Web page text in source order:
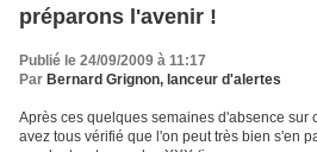
préparons l'avenir !
Publié le 24/09/2009 à 11:17
Par Bernard Grignon, lanceur d'alertes
Après ces quelques semaines d'absence sur
avez tous vérifié que l'on peut très bien s'en